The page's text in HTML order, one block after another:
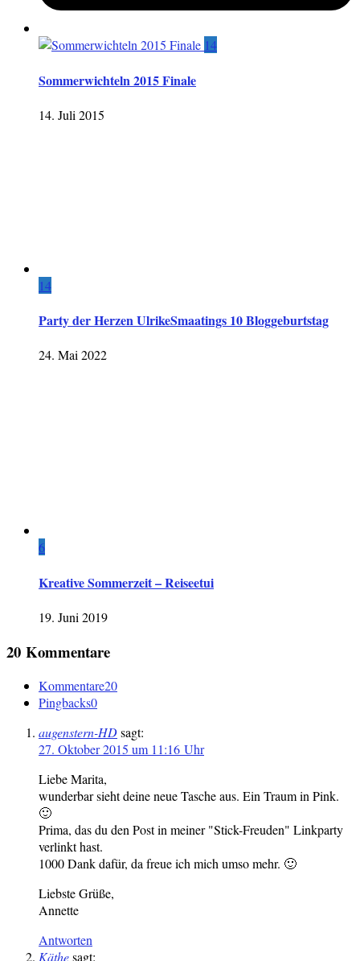
14
Sommerwichteln 2015 Finale
14. Juli 2015
14
Party der Herzen UlrikeSmaatings 10 Bloggeburtstag
24. Mai 2022
6
Kreative Sommerzeit – Reiseetui
19. Juni 2019
20 Kommentare
Kommentare20
Pingbacks0
augenstern-HDsagt:
27. Oktober 2015 um 11:16 Uhr
Liebe Marita,
wunderbar sieht deine neue Tasche aus. Ein Traum in Pink.
🙂
Prima, das du den Post in meiner "Stick-Freuden" Linkparty
verlinkt hast.
1000 Dank dafür, da freue ich mich umso mehr. 🙂
Liebste Grüße,
Annette
Antworten
Käthesagt: